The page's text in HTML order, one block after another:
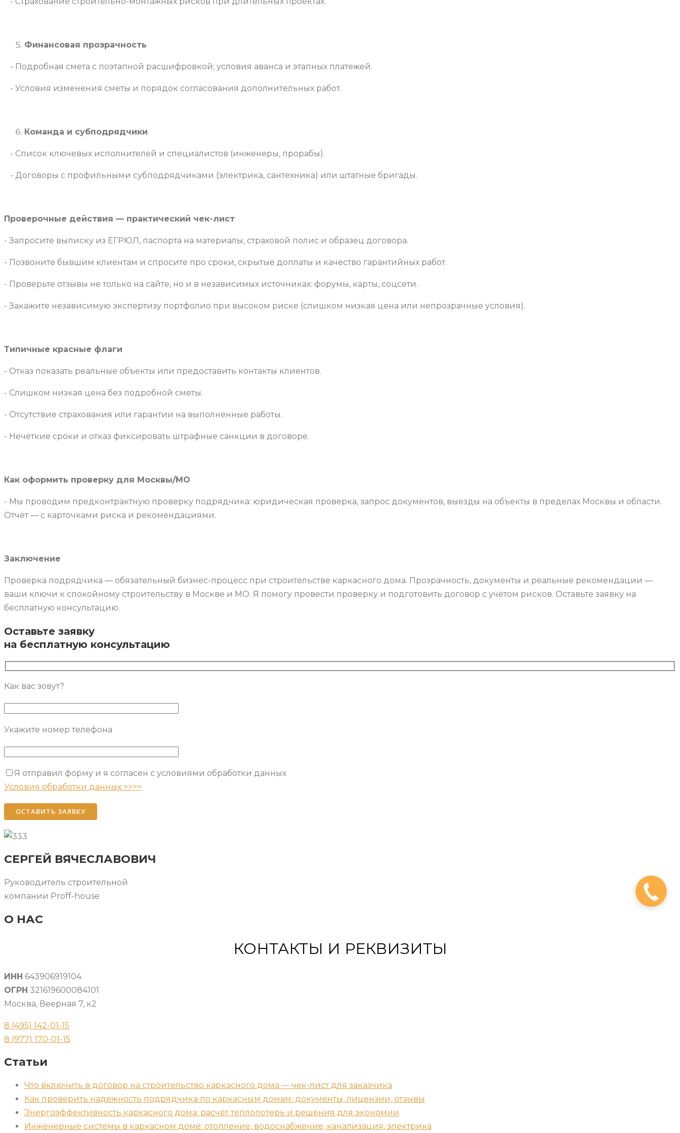
Финансовая прозрачность
- Подробная смета с поэтапной расшифровкой; условия аванса и этапных платежей.
- Условия изменения сметы и порядок согласования дополнительных работ.
Команда и субподрядчики
- Список ключевых исполнителей и специалистов (инженеры, прорабы).
- Договоры с профильными субподрядчиками (электрика, сантехника) или штатные бригады.
Проверочные действия — практический чек-лист
- Запросите выписку из ЕГРЮЛ, паспорта на материалы, страховой полис и образец договора.
- Позвоните бывшим клиентам и спросите про сроки, скрытые доплаты и качество гарантийных работ.
- Проверьте отзывы не только на сайте, но и в независимых источниках: форумы, карты, соцсети.
- Закажите независимую экспертизу портфолио при высоком риске (слишком низкая цена или непрозрачные условия).
Типичные красные флаги
- Отказ показать реальные объекты или предоставить контакты клиентов.
- Слишком низкая цена без подробной сметы.
- Отсутствие страхования или гарантии на выполненные работы.
- Нечёткие сроки и отказ фиксировать штрафные санкции в договоре.
Как оформить проверку для Москвы/МО
- Мы проводим предконтрактную проверку подрядчика: юридическая проверка, запрос документов, выезды на объекты в пределах Москвы и области.
Отчёт — с карточками риска и рекомендациями.
Заключение
Проверка подрядчика — обязательный бизнес-процесс при строительстве каркасного дома. Прозрачность, документы и реальные рекомендации —
ваши ключи к спокойному строительству в Москве и МО. Я помогу провести проверку и подготовить договор с учётом рисков. Оставьте заявку на
бесплатную консультацию.
Оставьте заявку
на бесплатную консультацию
Как вас зовут?
Укажите номер телефона
Please leave this field empty.
Я отправил форму и я согласен с условиями обработки данных
Условия обработки данных >>>>
СЕРГЕЙ ВЯЧЕСЛАВОВИЧ
Руководитель строительной
компании Proff-house
О НАС
КОНТАКТЫ И РЕКВИЗИТЫ
ИНН 643906919104
ОГРН 321619600084101
Москва, Веерная 7, к2
8 (495) 142-01-15
8 (977) 170-01-15
Статьи
Что включить в договор на строительство каркасного дома — чек-лист для заказчика
Как проверить надежность подрядчика по каркасным домам: документы, лицензии, отзывы
Энергоэффективность каркасного дома: расчёт теплопотерь и решения для экономии
Инженерные системы в каркасном доме: отопление, водоснабжение, канализация, электрика